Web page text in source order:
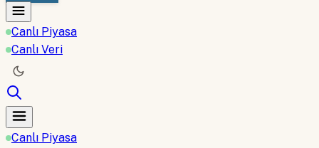
Canlı Piyasa
Canlı Veri
Canlı Piyasa